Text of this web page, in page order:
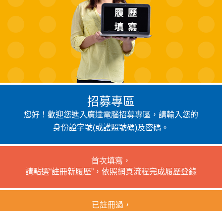
招募專區
您好！歡迎您進入廣達電腦招募專區，請輸入您的
身份證字號(或護照號碼)及密碼。
首次填寫，
請點選“註冊新履歷”，依照網頁流程完成履歷登錄
已註冊過，